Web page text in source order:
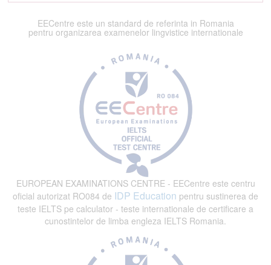
EECentre este un standard de referinta in Romania
pentru organizarea examenelor lingvistice internationale
EUROPEAN EXAMINATIONS CENTRE - EECentre este centru
oficial autorizat RO084 de IDP Education pentru sustinerea de
teste IELTS pe calculator - teste internationale de certificare a
cunostintelor de limba engleza IELTS Romania.